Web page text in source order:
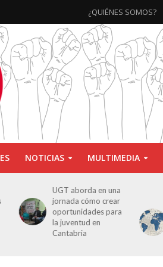
¿QUIÉNES SOMOS?
NOTICIAS MULTIMEDIA
UGT Andalucía
organiza las jornadas
“Impactos
económicos en
Andalucía: la